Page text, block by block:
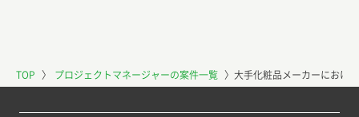
TOP 〉 プロジェクトマネージャーの案件一覧 〉 大手化粧品メーカーにおけ